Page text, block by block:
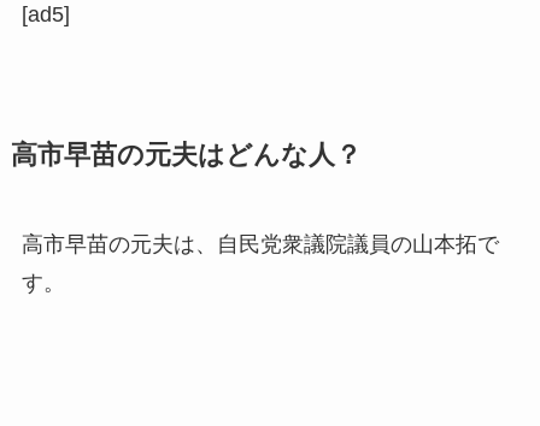
[ad5]
高市早苗の元夫はどんな人？
高市早苗の元夫は、自民党衆議院議員の山本拓で
す。